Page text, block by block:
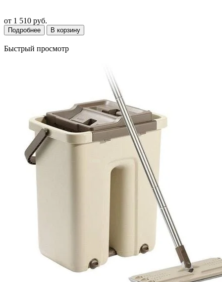
от 1 510 руб.
Подробнее В корзину
Быстрый просмотр